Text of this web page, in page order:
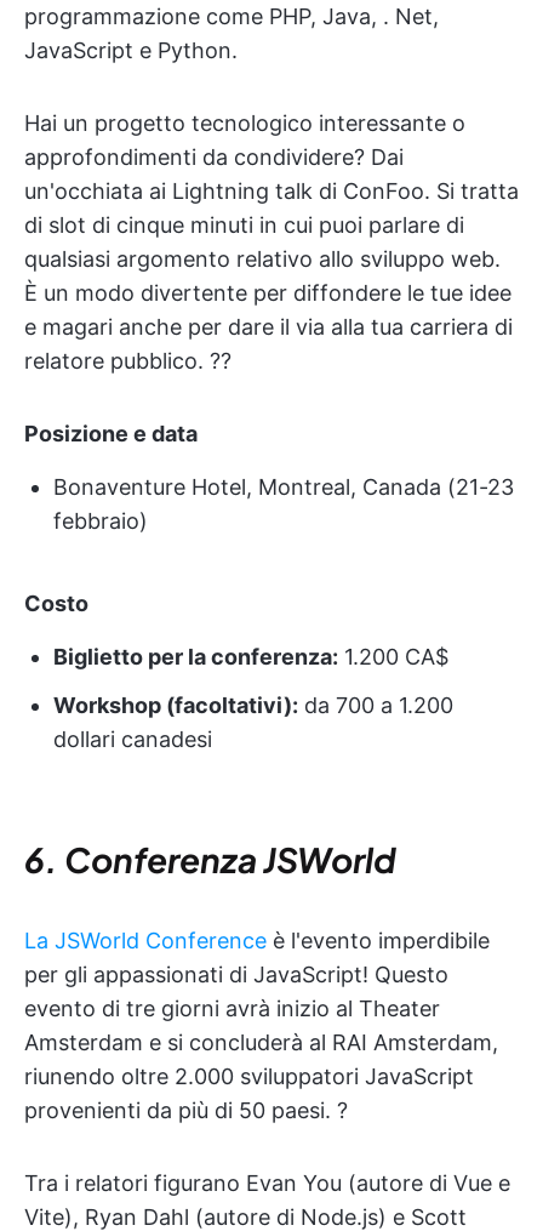
programmazione come PHP, Java, . Net,
JavaScript e Python.
Hai un progetto tecnologico interessante o
approfondimenti da condividere? Dai
un'occhiata ai Lightning talk di ConFoo. Si tratta
di slot di cinque minuti in cui puoi parlare di
qualsiasi argomento relativo allo sviluppo web.
È un modo divertente per diffondere le tue idee
e magari anche per dare il via alla tua carriera di
relatore pubblico. ?‍?
Posizione e data
Bonaventure Hotel, Montreal, Canada (21-23
febbraio)
Costo
Biglietto per la conferenza: 1.200 CA$
Workshop (facoltativi): da 700 a 1.200
dollari canadesi
6. Conferenza JSWorld
La JSWorld Conference è l'evento imperdibile
per gli appassionati di JavaScript! Questo
evento di tre giorni avrà inizio al Theater
Amsterdam e si concluderà al RAI Amsterdam,
riunendo oltre 2.000 sviluppatori JavaScript
provenienti da più di 50 paesi. ?
Tra i relatori figurano Evan You (autore di Vue e
Vite), Ryan Dahl (autore di Node.js) e Scott